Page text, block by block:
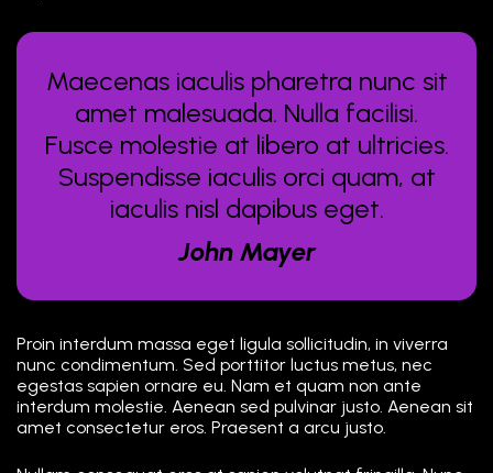
Maecenas iaculis pharetra nunc sit
amet malesuada. Nulla facilisi.
Fusce molestie at libero at ultricies.
Suspendisse iaculis orci quam, at
iaculis nisl dapibus eget.
John Mayer
Proin interdum massa eget ligula sollicitudin, in viverra
nunc condimentum. Sed porttitor luctus metus, nec
egestas sapien ornare eu. Nam et quam non ante
interdum molestie. Aenean sed pulvinar justo. Aenean sit
amet consectetur eros. Praesent a arcu justo.